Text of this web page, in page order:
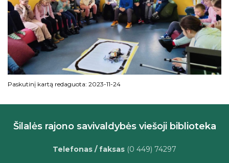
Paskutinį kartą redaguota: 2023-11-24
Šilalės rajono savivaldybės viešoji biblioteka
Telefonas / faksas (0 449) 74297